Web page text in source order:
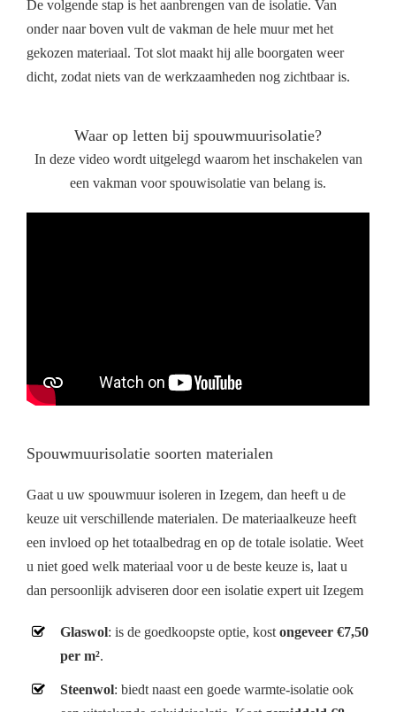
De volgende stap is het aanbrengen van de isolatie. Van
onder naar boven vult de vakman de hele muur met het
gekozen materiaal. Tot slot maakt hij alle boorgaten weer
dicht, zodat niets van de werkzaamheden nog zichtbaar is.
Waar op letten bij spouwmuurisolatie?
In deze video wordt uitgelegd waarom het inschakelen van
een vakman voor spouwisolatie van belang is.
Spouwmuurisolatie soorten materialen
Gaat u uw spouwmuur isoleren in Izegem, dan heeft u de
keuze uit verschillende materialen. De materiaalkeuze heeft
een invloed op het totaalbedrag en op de totale isolatie. Weet
u niet goed welk materiaal voor u de beste keuze is, laat u
dan persoonlijk adviseren door een isolatie expert uit Izegem
Glaswol: is de goedkoopste optie, kostongeveer €7,50
per m².
Steenwol: biedt naast een goede warmte-isolatie ook